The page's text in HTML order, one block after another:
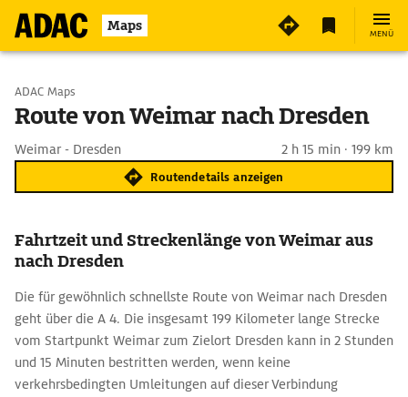
Maps MENÜ
Start wählen
ADAC Maps
Route von Weimar nach Dresden
Weimar - Dresden 2 h 15 min · 199 km
Routendetails anzeigen
Fahrtzeit und Streckenlänge von Weimar aus
nach Dresden
Die für gewöhnlich schnellste Route von Weimar nach Dresden
geht über die A 4. Die insgesamt 199 Kilometer lange Strecke
vom Startpunkt Weimar zum Zielort Dresden kann in 2 Stunden
und 15 Minuten bestritten werden, wenn keine
verkehrsbedingten Umleitungen auf dieser Verbindung